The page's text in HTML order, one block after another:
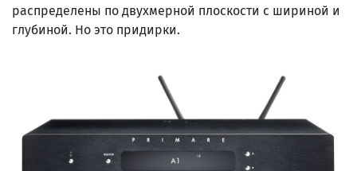
распределены по двухмерной плоскости с шириной и
глубиной. Но это придирки.